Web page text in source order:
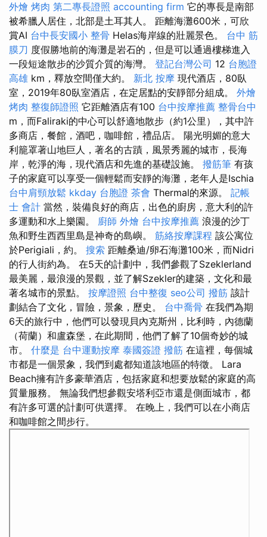
外燴 烤肉 第二專長證照 accounting firm 它的專長是南部
被希臘人居住，北部是土耳其人。 距離海灘600米，可欣
賞AI 台中長安國小 整骨 Helas海岸線的壯麗景色。 台中 筋
膜刀 度假勝地前的海灘是岩石的，但是可以通過樓梯進入
一段短途散步的沙質介質的海灣。 登記台灣公司 12 台胞證
高雄 km，釋放空間僅大約。 新北 按摩 現代酒店，80臥
室，2019年80臥室酒店，在定居點的安靜部分組成。 外燴
烤肉 整復師證照 它距離酒店有100 台中按摩推薦 整骨台中
m，而Faliraki的中心可以舒適地散步（約1公里），其中許
多商店，餐館，酒吧，咖啡館，禮品店。 陽光明媚的意大
利籠罩著山地巨人，著名的古蹟，風景秀麗的城市，長海
岸，乾淨的海，現代酒店和先進的基礎設施。 撥筋筆 有孩
子的家庭可以享受一個輕鬆而安靜的海灘，老年人是Ischia
台中肩頸放鬆 kkday 台胞證 茶會 Thermal的來源。 記帳
士 會計 當然，裝備良好的商店，出色的廚房，意大利的許
多運動和水上樂園。 廚師 外燴 台中按摩推薦 浪漫的沙丁
魚和野生西西里島是神奇的島嶼。 筋絡按摩課程 該公寓位
於Perigiali，約。 搜索 距離桑迪/卵石海灘100米，而Nidri
的行人街約為。 在5天的計劃中，我們參觀了Szeklerland
最美麗，最浪漫的景觀，並了解Szekler的建築，文化和最
著名城市的景點。 按摩證照 台中整復 seo公司 撥筋 該計
劃結合了文化，冒險，景象，歷史。 台中喬骨 在我們為期
6天的旅行中，他們可以發現貝內克斯州，比利時，內德蘭
（荷蘭）和盧森堡，在此期間，他們了解了10個奇妙的城
市。 什麼是 台中運動按摩 泰國簽證 撥筋 在這裡，每個城
市都是一個景象，我們到處都知道該地區的特徵。 Lara
Beach擁有許多豪華酒店，包括家庭和想要放鬆的家庭的高
質量服務。 無論我們想參觀安塔利亞市還是側面城市，都
有許多可選的計劃可供選擇。 在晚上，我們可以在小商店
和咖啡館之間步行。